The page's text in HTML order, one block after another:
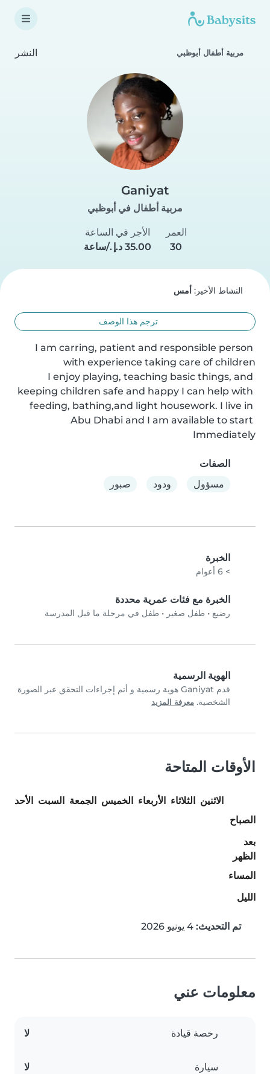
مربية أطفال أبوظبي النشر
Ganiyat
مربية أطفال في أبوظبي
العمر
30
الأجر في الساعة
النشاط الأخير:أمس
ترجم هذا الوصف
I am carring, patient and responsible person
I enjoy playing, teaching basic things, and
keeping children safe and happy I can help with
feeding, bathing,and light housework. I live in
Abu Dhabi and I am available to start
Immediately
الصفات
مسؤول
ودود صبور
الخبرة
> 6 أعوام
الخبرة مع فئات عمرية محددة
رضيع • طفل صغير • طفل في مرحلة ما قبل المدرسة
الهوية الرسمية
قدم Ganiyat هوية رسمية و أتم إجراءات التحقق عبر الصورة
الشخصية. معرفة المزيد
الأوقات المتاحة
الاثنين الثلاثاء الأربعاء الخميس الجمعة السبت
الأحد
الصباح
بعد
الظهر
المساء
الليل
تم التحديث:
معلومات عني
رخصة قيادة لا
سيارة لا